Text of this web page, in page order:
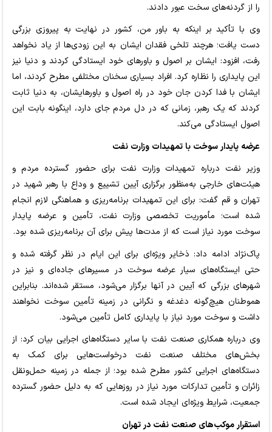
را از گردنه‌های سخت عبور دادند.
وی با تأکید بر اینکه به باور من، کشور در نهایت به پیروزی بزرگی
دست یافت؛ هرچند تلخی فقدان ایشان به این زودی‌ها از یاد نخواهد
رفت، افزود: ایشان بر اصول و باورهای خود ایستادگی کردند و دنیا نیز
این پایداری را نظاره‌ کرد. افراد بسیاری سخنان مختلفی مطرح کردند، اما
ایشان با فدا کردن جان خود در راه اصول و باورهایشان، به دنیا ثابت
کردند که یک رهبر، زمانی که در دل مردم جای دارد، اینگونه بابت این
اصول ایستادگی می‌کند.
عرضه پایدار سوخت با تمهیدات وزارت نفت
وزیر نفت درباره تمهیدات وزارت نفت برای حضور گسترده مردم و
هیئت‌های خارجی به‌منظور برگزاری آیین تشییع و وداع با رهبر شهید در
تهران و قم گفت: برای این تمهیدات برنامه‌ریزی و هماهنگی لازم انجام
شده است؛ مأموریت تخصصی وزارت نفت، تأمین و عرضه پایدار
سوخت مورد نیاز است که از مدت‌ها پیش برای آن برنامه‌ریزی شده بود.
پاک‌نژاد ادامه داد: ذخایر ویژه‌ای برای این ایام در نظر گرفته شده و
حتی ایستگاه‌های سیار عرضه سوخت در مسیرهای جاده‌ای و نیز در
شهرهای بزرگی که آیین در آنها برگزار می‌شود، مستقر شده‌اند. بنابراین
هموطنان هیچ‌گونه دغدغه و نگرانی در زمینه تأمین سوخت نخواهند
داشت و سوخت مورد نیاز با پایداری کامل تأمین می‌شود.
وی درباره همکاری صنعت نفت با سایر دستگاه‌های اجرایی بیان کرد: از
بخش‌های مختلف صنعت نفت درخواست‌هایی برای کمک به
دستگاه‌های اجرایی کشور مطرح شده بود؛ از جمله در زمینه حمل‌ونقل
زائران و تأمین تدارکات مورد نیاز در روزهایی که به دلیل حضور گسترده
جمعیت، شرایط ویژه‌ای ایجاد شده است.
استقرار موکب‌های صنعت نفت در تهران